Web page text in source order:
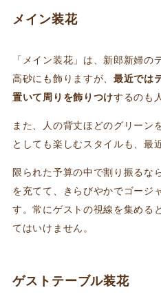
メイン装花
「メイン装花」は、新郎新婦の
高砂にも飾りますが、 最近では
置いて周りを飾りつけするのも
また、人の背丈ほどのグリーン
としても楽しむスタイルも、最
限られた予算の中で割り振るな
を充てて、きらびやかでゴージ
す。常にゲストの視線を集める
てはいけません。
ゲストテーブル装花